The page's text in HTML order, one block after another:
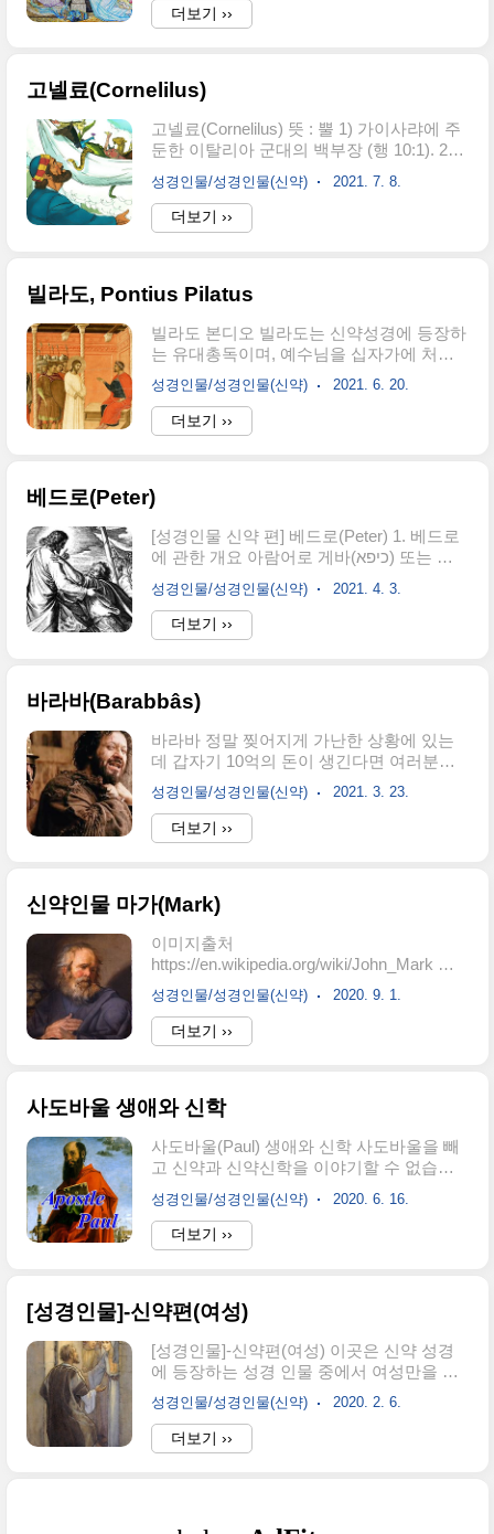
지) 야곱의 열두 아들 중 한명의 이름을 가져
온 것이다. 구약에서 요셉은 에브라임과 므
이다. 예수의 육신적 아버지다. 원 고향이 갈
적 때문에 베들레헴으로 온다. 그 때 아내인
마리아는 예수를 낳는다. 팔일 만에 할례를
받고 베들레헴에 2년 가까이 머문 것으로 보
난한다. 헤롯이 유아 학살 사건을 일으킨다.
더보기 ››
고넬료(Cornelilus)
고넬료(Cornelilus) 뜻 : 뿔 1) 가이사랴에 주
둔한 이탈리아 군대의 백부장 (행 10:1). 2)
아마 로마인이었을 것이며 유대인과 친근한
사이였다 (행 10:22) 3) 베드로를 통하여 주
의 말씀을 듣는 중에 성령을 받았다 (행 10
장) 가이사랴는 로마의 팔레스타인 지배를
들이 많은 곳이다. 당시 로마군인은 현대의
이었다. 당시 백부장의 권력은 한국의 육군
대대장 정도급의 권력을 가지고 있었다. 고
넬료는 이방인이었지만 경건한 이방인으로
유대인의 율법을 존중하고 하나님을 믿는
사람이었다. 이방인으로서 유대인이 된다는
성경인물/성경인물(신약) 2021. 7. 8.
더보기 ››
빌라도, Pontius Pilatus
빌라도 본디오 빌라도는 신약성경에 등장하
는 유대총독이며, 예수님을 십자가에 처형
한 사람이다. 이름 본디오 빌라도 라티어:
Pontius Pilatus 기원후 26-36년 재임 본디오
빌라도는 성경에 나오는 횟수가 극히 적음
에도 그 누구보다 정확하게 기억하는 이유
기록되어 있기 때문이다. 폰티우스는 다섯
이다. 삼니움은 고대 이탈리아 남부에 있던
지역이다. 기원전 4세기 경 로마와 견줄 정
도래 로마 하부 지역의 강자였다. 하지만 여
년에 로마의 독재관인 루키우스 코르넬리우
성경인물/성경인물(신약) 2021. 6. 20.
더보기 ››
베드로(Peter)
[성경인물 신약 편] 베드로(Peter) 1. 베드로
에 관한 개요 아람어로 게바(כיפא) 또는 페
트로는 큰 바위, 반석이란 뜻입니다. 헬라어
베드로(Πέτρος)는 페트로를 그대로 직역한
것이며, 본명은 시몬입니다. 안드레의 형제
입니다. 베드로는 예수님의 열두 제자 중의
이후 예수님을 따릅니다. 복음서 안에서 베
자라는 말은 이러한 배경 안에서 만들어진
것 같습니다. 베드로의 고향은 벳새다이며
(요 1:44), 가버나움에서 고기를 잡으며 생계
를 유지했습니다.(막 1:21, 29) 언제인지 정
확하지 않으나 베드로는 부름을 받기 전 이
성경인물/성경인물(신약) 2021. 4. 3.
더보기 ››
바라바(Barabbâs)
바라바 정말 찢어지게 가난한 상황에 있는
데 갑자기 10억의 돈이 생긴다면 여러분은
그 돈으로 무엇을 하시겠습니까? 그런데 정
말 우리에게 이런 좋은 일이 일어나기나 할
까요? 아마 거의 일어나지 않을 겁니다. 하
지만 가끔, 정말 가끔 일어나기도 합니다. 오
얻게 된 사람입니다. 성경은 그사람을 바라
은 정말 유명한 강도인 것이 분명합니다. 사
복음서 모두에 등장하며 각기 다른 표현을
사용하긴 하지만 정말 유명한 사람인 것을
분명합니다. 먼저 바라바가 누구인지 살펴
보고 지나갑니다. 마태복음에서는 27:16에
성경인물/성경인물(신약) 2021. 3. 23.
더보기 ››
신약인물 마가(Mark)
이미지출처
https://en.wikipedia.org/wiki/John_Mark 신
약인물 마가(Mark) 신약성경에서 마가의 입
지는 모호합니다. 4복음서 중 마가복의 기록
자로 알려져 있지만 사도행전 속에서 나타
나는 마가는 믿음도 신통치 않아 보이고, 무
지에 대해 확신을 갖지 못합니다. 그만큼 모
체적으로 읽으면 후반부의 마가는 확실히
여러면에서 믿음의 사람인 것이 확실해 보
입니다. 이제 마가라는 인물에 대해 알아 봅
또는 요나입니다. 헬라어로 마카베오, 마커
성경인물/성경인물(신약) 2020. 9. 1.
더보기 ››
사도바울 생애와 신학
사도바울(Paul) 생애와 신학 사도바울을 빼
고 신약과 신약신학을 이야기할 수 없습니
다. 바울은 그만큼 중요한 존재이며 독보적
인 인물입니다. 신약의 2/3를 기록한 저자이
며, 선교사이며, 사도입니다. 철저한 가말리
엘 학파에서 공부한 랍비이면서도 가장 진
로운 기독교로의 교두보(橋頭堡)와 같은 역
를 살피기 전에 사도바울이 기록한 신약성
경 목록을 살펴 보겠습니다. 일반구분은 대
개 아래와 같이 구분합니다. 바울서신은 크
게 일반서신, 교리서신, 옥중서신, 목회서신
으로 구분합니다. 일반서신은 초기서신으로
성경인물/성경인물(신약) 2020. 6. 16.
더보기 ››
[성경인물]-신약편(여성)
[성경인물]-신약편(여성) 이곳은 신약 성경
에 등장하는 성경 인물 중에서 여성만을 선
별하여 올립니다. [마태복음] 마리아(Μαρία)
구약 미리암의 헬라식 이름이다. 예수의 모
친이며 유대지파이다. 요셉과 결혼하여 예
수를 낳는다. 이후에 다른 자녀들을 더 출생
성경인물/성경인물(신약) 2020. 2. 6.
더보기 ››